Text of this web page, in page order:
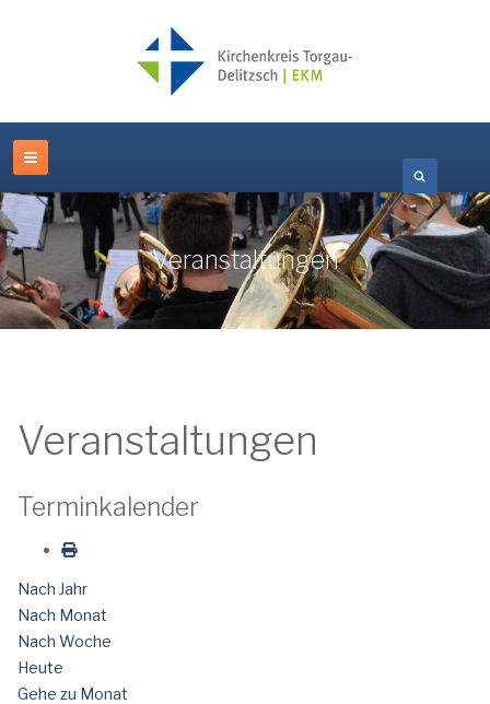
Veranstaltungen
Veranstaltungen
Terminkalender
Nach Jahr
Nach Monat
Nach Woche
Heute
Gehe zu Monat